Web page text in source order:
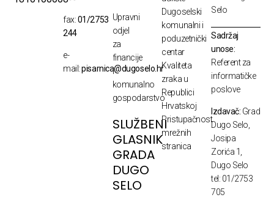
fax:01/2753
244
e-
mail:pisarnica@dugoselo.hr
Upravni
odjel
za
financije
i
komunalno
gospodarstvo
SLUŽBENI
GLASNIK
GRADA
DUGO
SELO
Dugoselski
komunalni i
poduzetnički
centar
Kvaliteta
zraka u
Republici
Hrvatskoj
Pristupačnost
mrežnih
stranica
Selo
Sadržaj
unose:
Referent za
informatičke
poslove
Izdavač: Grad
Dugo Selo,
Josipa
Zorića 1,
Dugo Selo
tel: 01/2753
705